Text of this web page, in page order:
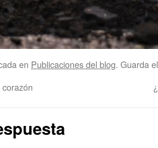
en Publicaciones del blog. Guarda